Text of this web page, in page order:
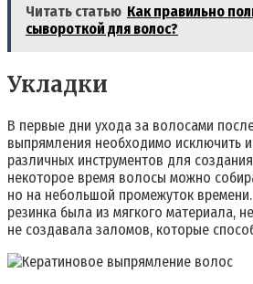
Читать статью Как правильно
сывороткой для волос?
Укладки
В первые дни ухода за волосами
выпрямления необходимо исключить
различных инструментов для
некоторое время волосы можно
но на небольшой промежуток
резинка была из мягкого материала,
не создавала заломов, которые